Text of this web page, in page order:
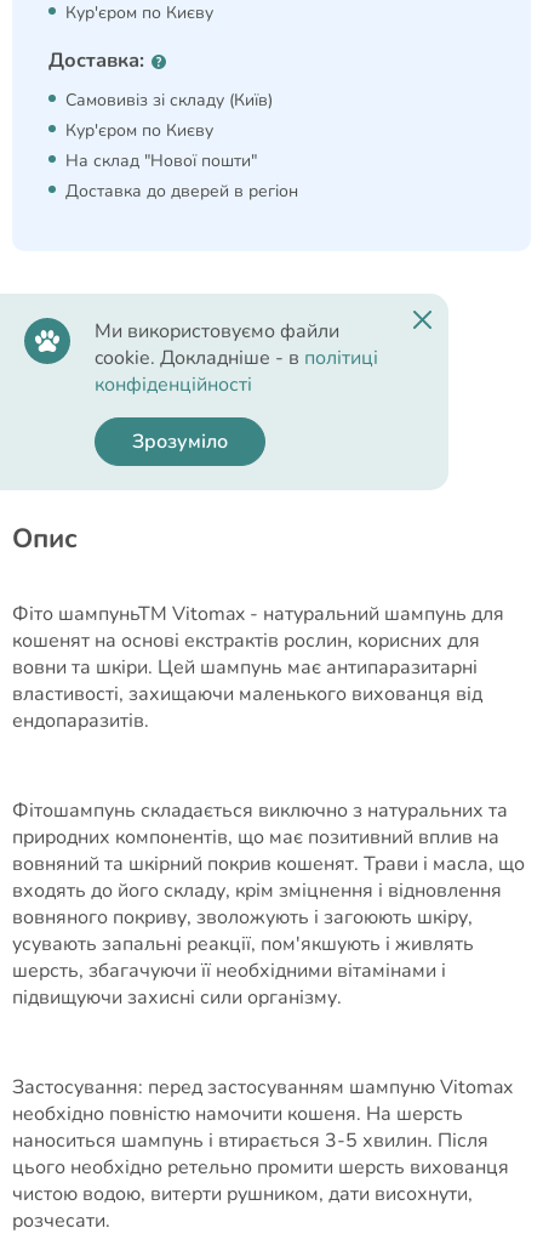
Кур'єром по Києву
Доставка:
Самовивіз зі складу (Київ)
Кур'єром по Києву
На склад "Нової пошти"
Доставка до дверей в регіон
Vitomax
Країна виробник/реєстрація:
Опис
Фіто шампуньТМ Vitomax - натуральний шампунь для
кошенят на основі екстрактів рослин, корисних для
вовни та шкіри. Цей шампунь має антипаразитарні
властивості, захищаючи маленького вихованця від
ендопаразитів.
Фітошампунь складається виключно з натуральних та
природних компонентів, що має позитивний вплив на
вовняний та шкірний покрив кошенят. Трави і масла, що
входять до його складу, крім зміцнення і відновлення
вовняного покриву, зволожують і загоюють шкіру,
усувають запальні реакції, пом'якшують і живлять
шерсть, збагачуючи її необхідними вітамінами і
підвищуючи захисні сили організму.
Застосування: перед застосуванням шампуню Vitomax
необхідно повністю намочити кошеня. На шерсть
наноситься шампунь і втирається 3-5 хвилин. Після
цього необхідно ретельно промити шерсть вихованця
чистою водою, витерти рушником, дати висохнути,
розчесати.
Ми використовуємо файли
cookie. Докладніше - в політиці
конфіденційності
Зрозуміло